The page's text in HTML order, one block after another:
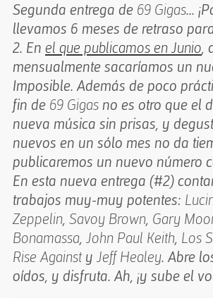
Segunda entrega de 69 Gigas...
llevamos 6 meses de retraso
2. En el que publicamos en Junio,
mensualmente sacaríamos un
Imposible. Además de poco
fin de 69 Gigas no es otro que el
nueva música sin prisas, y
nuevos en un sólo mes no da
publicaremos un nuevo número
En esta nueva entrega (#2)
trabajos muy-muy potentes:
Zeppelin, Savoy Brown, Gary
Bonamassa, John Paul Keith, Los
Rise Against y Jeff Healey. Abre
oídos, y disfruta. Ah, ¡y sube el